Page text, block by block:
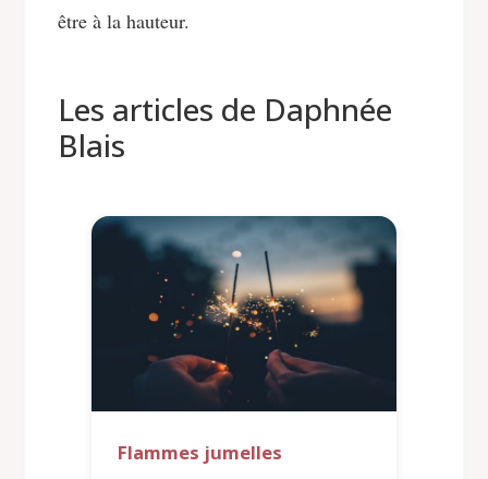
être à la hauteur.
Les articles de Daphnée
Blais
Flammes jumelles